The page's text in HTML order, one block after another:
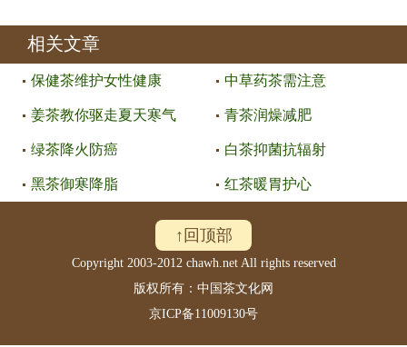
相关文章
保健茶维护女性健康 中草药茶需注意
姜茶教你驱走夏天寒气 青茶润燥减肥
绿茶降火防癌 白茶抑菌抗辐射
黑茶御寒降脂 红茶暖胃护心
↑回顶部
Copyright 2003-2012 chawh.net All rights reserved
版权所有：中国茶文化网
京ICP备11009130号